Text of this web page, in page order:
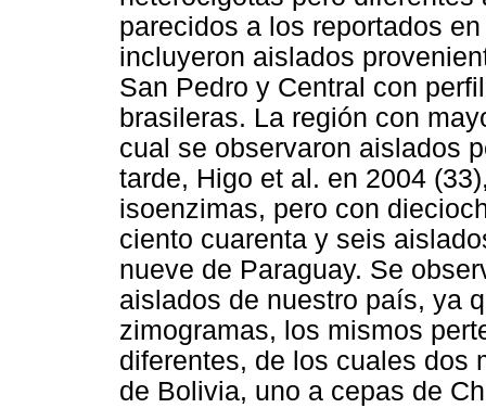
parecidos a los reportados
incluyeron aislados
San Pedro y Central con
brasileras. La región con
cual se observaron aislados
tarde, Higo et al. en 2004
isoenzimas, pero con
ciento cuarenta y seis
nueve de Paraguay. Se
aislados de nuestro país, ya
zimogramas, los mismos
diferentes, de los cuales dos
de Bolivia, uno a cepas de